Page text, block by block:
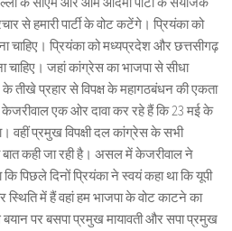
से हमारी पार्टी के वोट कटेंगे। प्रियंका को
चाहिए। प्रियंका को मध्यप्रदेश और छत्तसीगढ़
चाहिए। जहां कांग्रेस का भाजपा से सीधा
तीखे प्रहार से विपक्ष के महागठबंधन की एकता
एक ओर दावा कर रहे हैं कि 23 मई के
वहीं प्रमुख विपक्षी दल कांग्रेस के सभी
बात कही जा रही है। असल में केजरीवाल ने
पिछले दिनों प्रियंका ने स्वयं कहा था कि यूपी
में हैं वहां हम भाजपा के वोट काटने का
पर बसपा प्रमुख मायावती और सपा प्रमुख